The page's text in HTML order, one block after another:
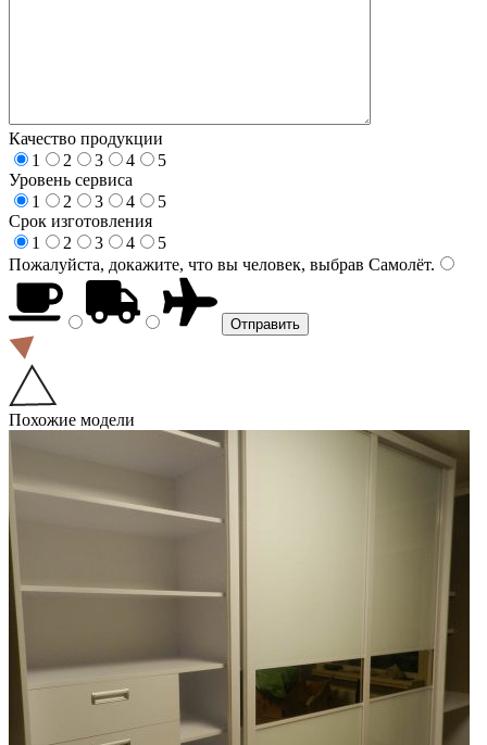
Качество продукции
1
2 3 4
5
Уровень сервиса
1
2 3 4
5
Срок изготовления
1
2 3 4
5
Пожалуйста, докажите, что вы человек, выбрав Самолёт.
Похожие модели